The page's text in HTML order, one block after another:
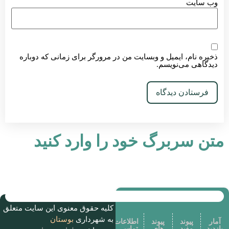
سایت
نام، ایمیل و وبسایت من در مرورگر برای زمانی که دوباره
می‌نویسم.
سربرگ خود را وارد کنید
پیوند
پیوند
اطلاعات
کلیه حقوق معنوی این سایت متعلق
به شهرداریبوستان